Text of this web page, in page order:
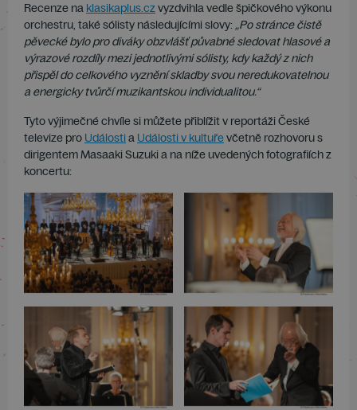
Recenze na klasikaplus.czvyzdvihla vedle špičkového výkonu
orchestru, také sólisty následujícími slovy: „Po stránce čistě
pěvecké bylo pro diváky obzvlášť půvabné sledovat hlasové a
výrazové rozdíly mezi jednotlivými sólisty, kdy každý z nich
přispěl do celkového vyznění skladby svou neredukovatelnou
a energicky tvůrčí muzikantskou individualitou.“
Tyto výjimečné chvíle si můžete přiblížit v reportáži České
televize pro Událostia Události v kultuřevčetně rozhovoru s
dirigentem Masaaki Suzuki a na níže uvedených fotografiích z
koncertu: